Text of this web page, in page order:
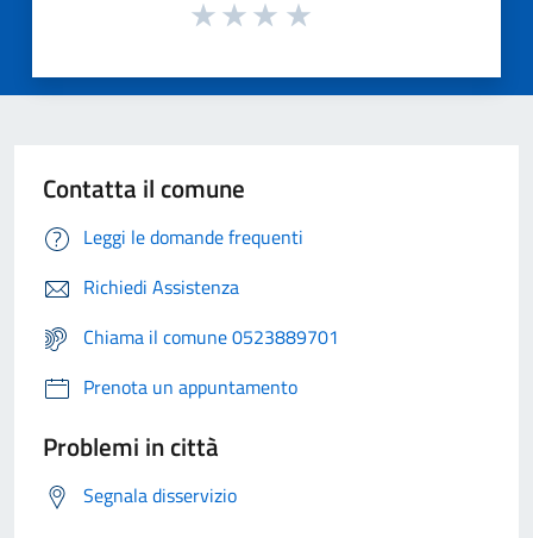
Contatta il comune
Leggi le domande frequenti
Richiedi Assistenza
Chiama il comune 0523889701
Prenota un appuntamento
Problemi in città
Segnala disservizio